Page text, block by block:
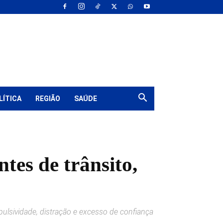
REGIÃO SAÚDE
de trânsito,
distração e excesso de confiança